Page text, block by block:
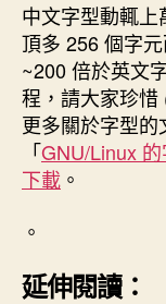
中文字型動輒
頂多 256 個字
~200 倍於英文
程，請大家珍惜
更多關於字型
「GNU/Linux
下載 。
。
延伸閱讀：